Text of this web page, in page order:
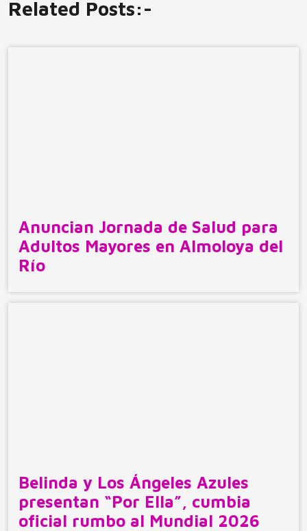
Related Posts:-
Anuncian Jornada de Salud para
Adultos Mayores en Almoloya del
Río
Belinda y Los Ángeles Azules
presentan “Por Ella”, cumbia
oficial rumbo al Mundial 2026